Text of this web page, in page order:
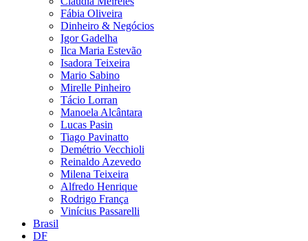
Fábia Oliveira
Dinheiro & Negócios
Igor Gadelha
Ilca Maria Estevão
Isadora Teixeira
Mario Sabino
Mirelle Pinheiro
Tácio Lorran
Manoela Alcântara
Lucas Pasin
Tiago Pavinatto
Demétrio Vecchioli
Reinaldo Azevedo
Milena Teixeira
Alfredo Henrique
Rodrigo França
Vinícius Passarelli
Brasil
DF